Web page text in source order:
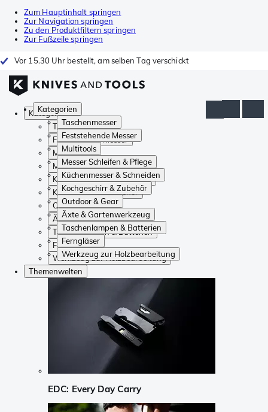
Zum Hauptinhalt springen
Zur Navigation springen
Zu den Produktfiltern springen
Zur Fußzeile springen
Vor 15.30 Uhr bestellt, am selben Tag verschickt
Kategorien
Taschenmesser
Feststehende Messer
Multitools
Messer Schleifen & Pflege
Küchenmesser & Schneiden
Kochgeschirr & Zubehör
Outdoor & Gear
Äxte & Gartenwerkzeug
Taschenlampen & Batterien
Ferngläser
Werkzeug zur Holzbearbeitung
Kategorien
Taschenmesser
Feststehende Messer
Multitools
Messer Schleifen & Pflege
Küchenmesser & Schneiden
Kochgeschirr & Zubehör
Outdoor & Gear
Äxte & Gartenwerkzeug
Taschenlampen & Batterien
Ferngläser
Werkzeug zur Holzbearbeitung
Themenwelten
EDC: Every Day Carry